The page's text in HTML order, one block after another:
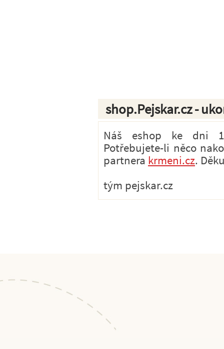
shop.Pejskar.cz -
Náš eshop ke dni
Potřebujete-li něco
partnera krmeni.cz.
tým pejskar.cz